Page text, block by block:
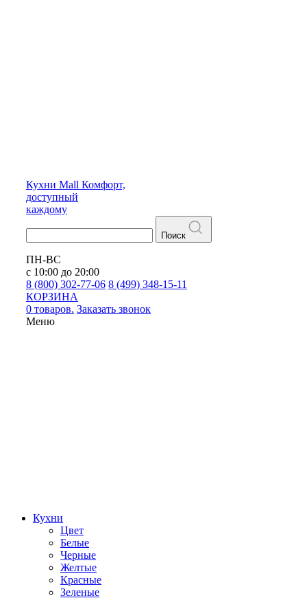
Кухни Mall Комфорт,
доступный
каждому
Поиск
ПН-ВС
с 10:00 до 20:00
8 (800) 302-77-06 8 (499) 348-15-11
КОРЗИНА
0 товаров. Заказать звонок
Меню
Кухни
Цвет
Белые
Черные
Желтые
Красные
Зеленые